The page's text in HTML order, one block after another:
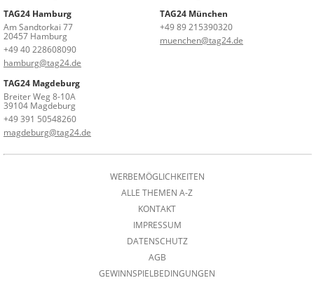
TAG24 Hamburg
Am Sandtorkai 77
20457 Hamburg
+49 40 228608090
hamburg@tag24.de
TAG24 München
+49 89 215390320
muenchen@tag24.de
TAG24 Magdeburg
Breiter Weg 8-10A
39104 Magdeburg
+49 391 50548260
magdeburg@tag24.de
WERBEMÖGLICHKEITEN
ALLE THEMEN A-Z
KONTAKT
IMPRESSUM
DATENSCHUTZ
AGB
GEWINNSPIELBEDINGUNGEN